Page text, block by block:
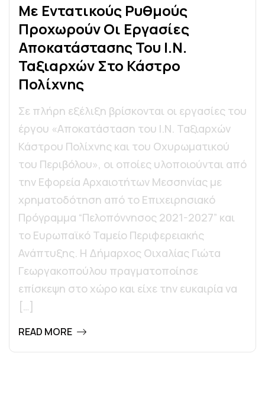
ΜΕ ΕΝΤΑΤΙΚΟΎΣ ΡΥΘΜΟΎΣ
ΠΡΟΧΩΡΟΎΝΟΙ ΕΡΓΑΣΊΕΣ
ΑΠΟΚΑΤΆΣΤΑΣΗΣΤΟΥ Ι.Ν.
ΤΑΞΙΑΡΧΏΝ ΣΤΟ ΚΆΣΤΡΟ
ΠΟΛΊΧΝΗΣ
Σε πλήρη εξέλιξη βρίσκονται οι εργασίες του
έργου «Αποκατάσταση του Ι.Ν. Ταξιαρχών
Κάστρου Πολίχνης και του Οχυρωματικού
του Περιβόλου», οι οποίες υλοποιούνται από
την Εφορεία Αρχαιοτήτων Μεσσηνίας με
χρηματοδότηση από το Επιχειρησιακό
Πρόγραμμα “Πελοπόννησος 2021-2027” και
το Ευρωπαϊκό Ταμείο Περιφερειακής
Ανάπτυξης. Η Δήμαρχος Οιχαλίας Γιώτα
Γεωργακοπούλου πραγματοποίησε
επίσκεψη στο χώρο και είχε την ευκαιρία να
[…]
READ MORE